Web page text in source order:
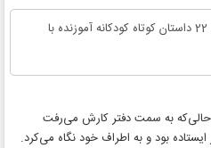
قصه های کودکانه؛ 22 داستان کوتاه کودکانه آموزنده با
به سمت دفتر کارش می‌رفت
بود و به اطراف خود نگاه می‌کرد.